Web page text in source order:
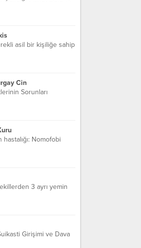
asil bir kişiliğe sahip
Cin
Sorunları
hastalığı: Nomofobi
3 ayrı yemin
Girişimi ve Dava